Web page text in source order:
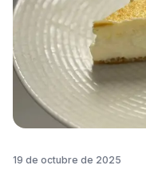
19 de octubre de 2025